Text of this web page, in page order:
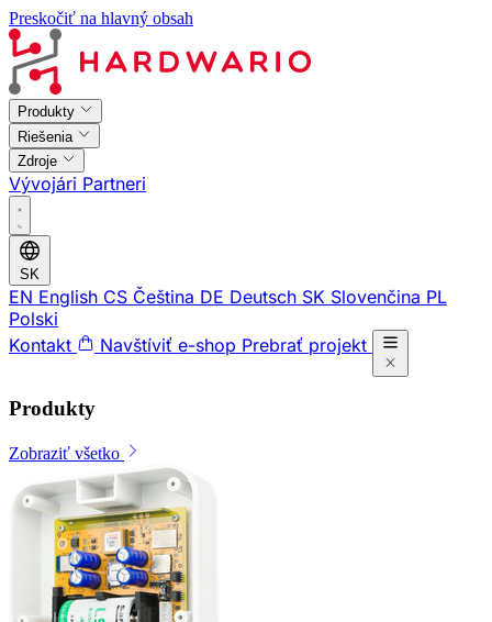
Preskočiť na hlavný obsah
Produkty
Riešenia
Zdroje
Vývojári Partneri
SK
EN English CS Čeština DE Deutsch SK Slovenčina PL
Polski
Kontakt
Navštíviť e-shop Prebrať projekt
Produkty
Zobraziť všetko